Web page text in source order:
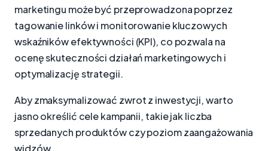
marketingu może być przeprowadzona poprzez
tagowanie linków i monitorowanie kluczowych
wskaźników efektywności (KPI), co pozwala na
ocenę skuteczności działań marketingowych i
optymalizację strategii.
Aby zmaksymalizować zwrot z inwestycji, warto
jasno określić cele kampanii, takie jak liczba
sprzedanych produktów czy poziom zaangażowania
widzów.